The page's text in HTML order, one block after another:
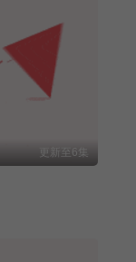
更新至6集